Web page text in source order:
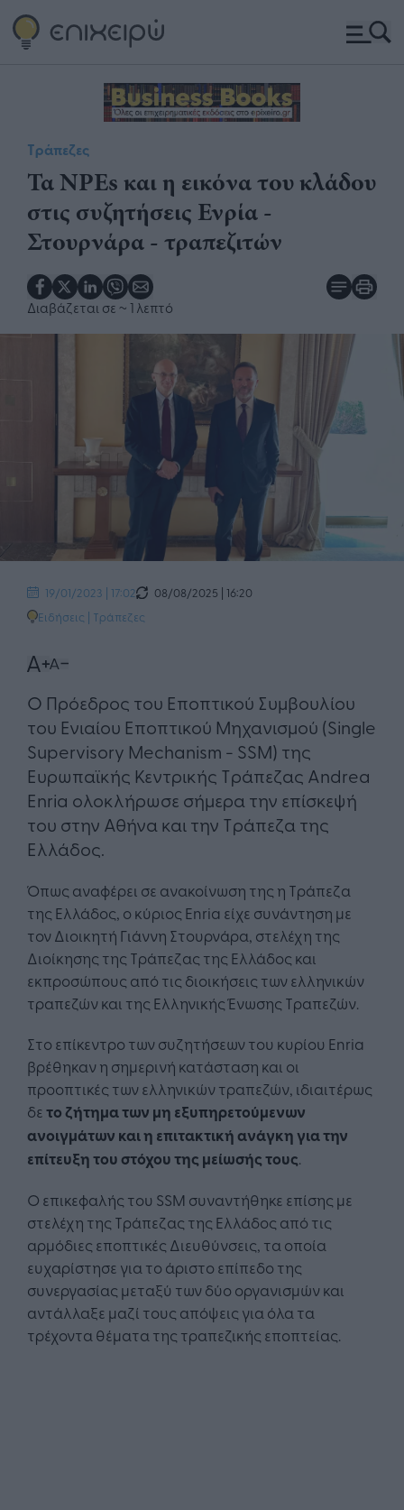
Τράπεζες
Τα NPEs και η εικόνα του κλάδου
στις συζητήσεις Ενρία -
Στουρνάρα - τραπεζιτών
Διαβάζεται σε ~ 1 λεπτό
19/01/2023 | 17:02
08/08/2025 | 16:20
Ειδήσεις | Τράπεζες
Ο Πρόεδρος του Εποπτικού Συμβουλίου
του Ενιαίου Εποπτικού Μηχανισμού (Single
Supervisory Mechanism - SSM) της
Ευρωπαϊκής Κεντρικής Τράπεζας Andrea
Enria ολοκλήρωσε σήμερα την επίσκεψή
του στην Αθήνα και την Τράπεζα της
Ελλάδος.
Όπως αναφέρει σε ανακοίνωση της η Τράπεζα
της Ελλάδος, ο κύριος Enria είχε συνάντηση με
τον Διοικητή Γιάννη Στουρνάρα, στελέχη της
Διοίκησης της Τράπεζας της Ελλάδος και
εκπροσώπους από τις διοικήσεις των ελληνικών
τραπεζών και της Ελληνικής Ένωσης Τραπεζών.
Στο επίκεντρο των συζητήσεων του κυρίου Enria
βρέθηκαν η σημερινή κατάσταση και οι
προοπτικές των ελληνικών τραπεζών, ιδιαιτέρως
δετο ζήτημα των μη εξυπηρετούμενων
ανοιγμάτων και η επιτακτική ανάγκη για την
επίτευξη του στόχου της μείωσής τους.
Ο επικεφαλής του SSM συναντήθηκε επίσης με
στελέχη της Τράπεζας της Ελλάδος από τις
αρμόδιες εποπτικές Διευθύνσεις, τα οποία
ευχαρίστησε για το άριστο επίπεδο της
συνεργασίας μεταξύ των δύο οργανισμών και
αντάλλαξε μαζί τους απόψεις για όλα τα
τρέχοντα θέματα της τραπεζικής εποπτείας.